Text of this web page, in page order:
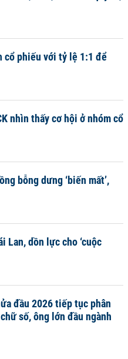
cổ phiếu với tỷ lệ 1:1 để
nhìn thấy cơ hội ở nhóm cổ
bỗng dưng ‘biến mất’,
Lan, dồn lực cho ‘cuộc
đầu 2026 tiếp tục phân
số, ông lớn đầu ngành